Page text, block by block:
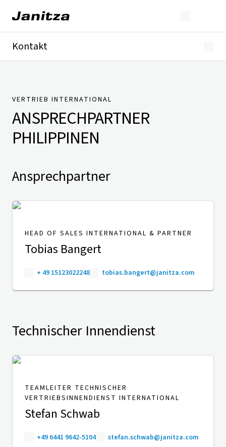
Kontakt
Presse
VERTRIEB INTERNATIONAL
ANSPRECHPARTNER
PHILIPPINEN
Ansprechpartner
HEAD OF SALES INTERNATIONAL & PARTNER
Tobias Bangert
+ 49 15123022248 tobias.bangert@janitza.com
Technischer Innendienst
TEAMLEITER TECHNISCHER
VERTRIEBSINNENDIENST INTERNATIONAL
Stefan Schwab
+49 6441 9642-5104 stefan.schwab@janitza.com